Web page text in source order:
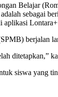
Belajar
sebagai
berjalan
ditetapkan,”
siswa yang